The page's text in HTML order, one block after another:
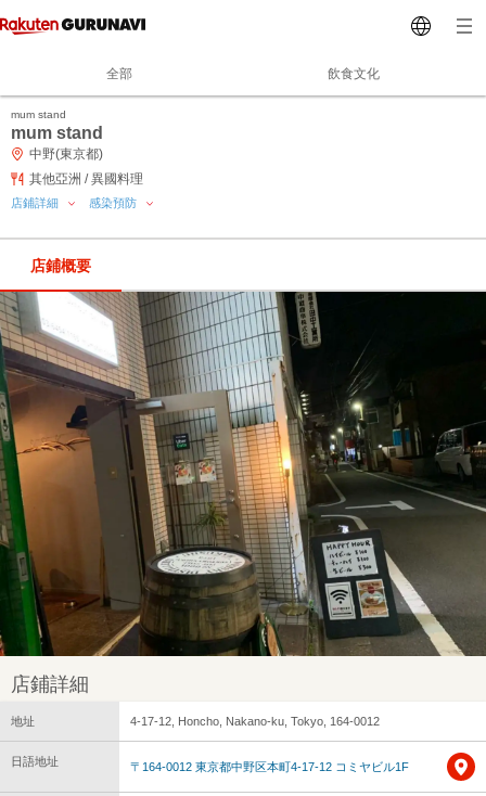
全部 飲食文化
mum stand
mum stand
中野(東京都)
其他亞洲 / 異國料理
店鋪詳細 感染預防
店鋪概要
店鋪詳細
地址 4-17-12, Honcho, Nakano-ku, Tokyo, 164-0012
日語地址 〒164-0012 東京都中野区本町4-17-12 コミヤビル1F